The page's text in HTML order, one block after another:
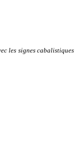
les signes cabalistiques